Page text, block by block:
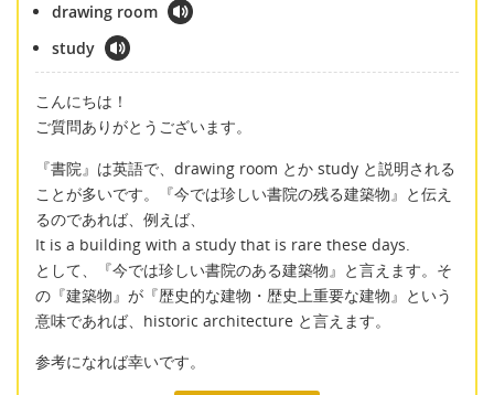
drawing room
study
こんにちは！
ご質問ありがとうございます。
『書院』は英語で、drawing room とか study と説明される
ことが多いです。『今では珍しい書院の残る建築物』と伝え
るのであれば、例えば、
It is a building with a study that is rare these days.
として、『今では珍しい書院のある建築物』と言えます。そ
の『建築物』が『歴史的な建物・歴史上重要な建物』という
意味であれば、historic architecture と言えます。
参考になれば幸いです。